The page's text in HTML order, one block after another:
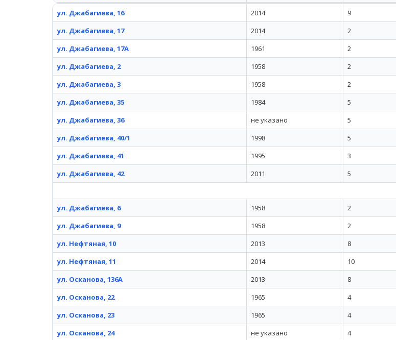
ул. Джабагиева, 16 2014 9
ул. Джабагиева, 17
2014 2
ул. Джабагиева, 17А
1961 2
ул. Джабагиева, 2
1958 2
ул. Джабагиева, 3
1958 2
ул. Джабагиева, 35
1984 5
ул. Джабагиева, 36
не указано 5
ул. Джабагиева, 40/1
1998 5
ул. Джабагиева, 41
1995 3
ул. Джабагиева, 42
2011 5
ул. Джабагиева, 6 1958 2
ул. Джабагиева, 9
1958 2
ул. Нефтяная, 10
2013 8
ул. Нефтяная, 11
2014 10
ул. Осканова, 136А
2013 8
ул. Осканова, 22
1965 4
ул. Осканова, 23
1965 4
ул. Осканова, 24
не указано 4